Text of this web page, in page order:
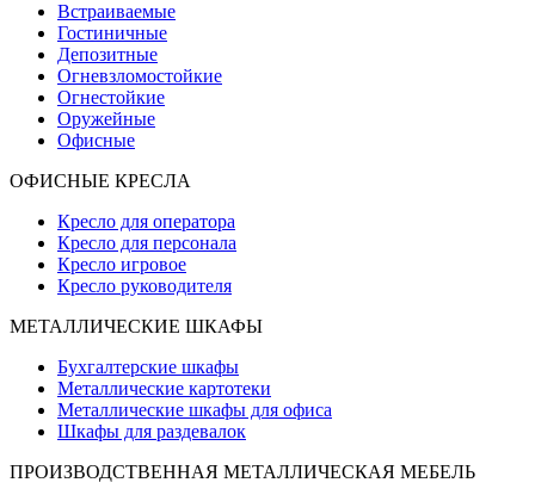
Встраиваемые
Гостиничные
Депозитные
Огневзломостойкие
Огнестойкие
Оружейные
Офисные
ОФИСНЫЕ КРЕСЛА
Кресло для оператора
Кресло для персонала
Кресло игровое
Кресло руководителя
МЕТАЛЛИЧЕСКИЕ ШКАФЫ
Бухгалтерские шкафы
Металлические картотеки
Металлические шкафы для офиса
Шкафы для раздевалок
ПРОИЗВОДСТВЕННАЯ МЕТАЛЛИЧЕСКАЯ МЕБЕЛЬ